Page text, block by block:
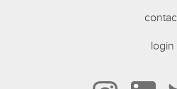
login